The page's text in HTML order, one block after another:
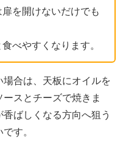
を開けないだけでも
べやすくなります。
合は、天板にオイルを
スとチーズで焼きま
ばしくなる方向へ狙う
す。